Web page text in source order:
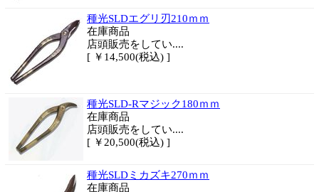
種光SLDエグリ刃210ｍｍ
在庫商品
店頭販売をしてい....
[ ￥14,500(税込) ]
種光SLD-Rマジック180ｍｍ
在庫商品
店頭販売をしてい....
[ ￥20,500(税込) ]
種光SLDミカズキ270ｍｍ
在庫商品